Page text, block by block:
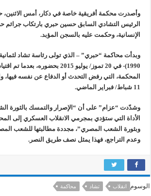
وأصدرت محكمة أفريقية خاصة في دكار، أمس الاثنين،
الرئيس التشادي السابق حسين حبري بارتكاب
الإنسانية، وحكمت عليه بالسجن المؤبد.
1990)- في 20 تموز/ يوليو 2015 بحضوره،
المحكمة، التي رفض التحدث أو الدفاع عن نفسه
11 شباط/ فبراير الماضي.
وشدّدت “عزام” على أن “الإصرار والتمسك بالثورة
الأداة التي ستؤدي بمجرمي الانقلاب العسكري إلى
وبثورة الشعب المصري”، مجددة مطالبتها للشعب
وعدم التراجع، فهذا يمثل نصف طريق النصر.
الوسوم انقلاب تشاد محاكمة